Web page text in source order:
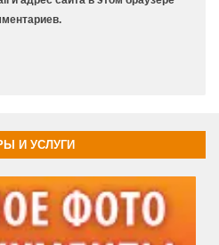
И УСЛУГИ